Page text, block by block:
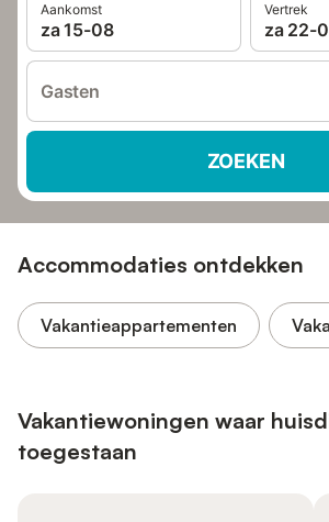
Aankomst
za 15-08
Vertrek
za 22-
Gasten
ZOEKEN
Accommodaties ontdekken
Vakantieappartementen
Vakantiewoningen waar
toegestaan